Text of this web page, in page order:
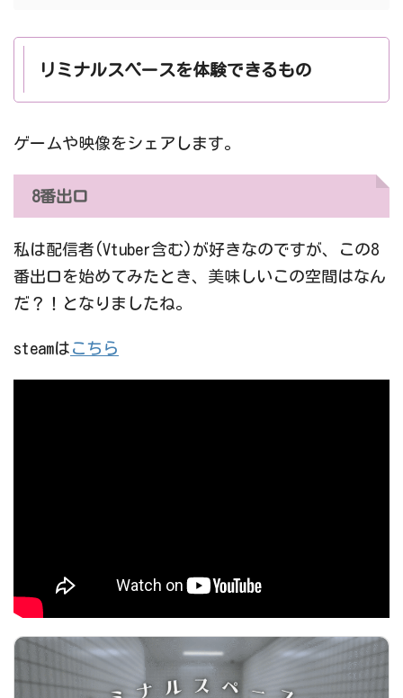
リミナルスペースを体験できるもの
ゲームや映像をシェアします。
8番出口
私は配信者(Vtuber含む)が好きなのですが、この8
番出口を始めてみたとき、美味しいこの空間はなん
だ？！となりましたね。
steamは こちら